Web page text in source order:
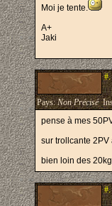
Moi je tente.
A+
Jaki
#.
Pays:Non Précisé
pense à mes
sur trollcante
bien loin des
#.